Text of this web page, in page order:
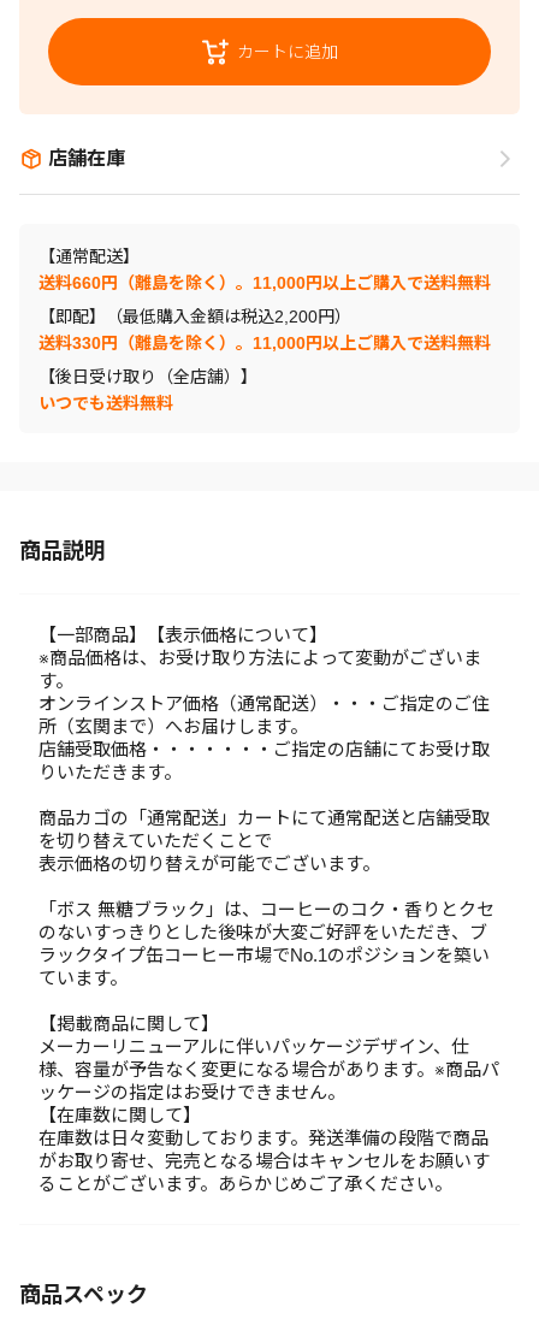
カートに追加
店舗在庫
【通常配送】
送料660円（離島を除く）。11,000円以上ご購入で送料無料
【即配】（最低購入金額は税込2,200円）
送料330円（離島を除く）。11,000円以上ご購入で送料無料
【後日受け取り（全店舗）】
いつでも送料無料
商品説明
【一部商品】【表示価格について】
※商品価格は、お受け取り方法によって変動がございま
す。
オンラインストア価格（通常配送）・・・ご指定のご住
所（玄関まで）へお届けします。
店舗受取価格・・・・・・・ご指定の店舗にてお受け取
りいただきます。
商品カゴの「通常配送」カートにて通常配送と店舗受取
を切り替えていただくことで
表示価格の切り替えが可能でございます。
「ボス 無糖ブラック」は、コーヒーのコク・香りとクセ
のないすっきりとした後味が大変ご好評をいただき、ブ
ラックタイプ缶コーヒー市場でNo.1のポジションを築い
ています。
【掲載商品に関して】
メーカーリニューアルに伴いパッケージデザイン、仕
様、容量が予告なく変更になる場合があります。※商品パ
ッケージの指定はお受けできません。
【在庫数に関して】
在庫数は日々変動しております。発送準備の段階で商品
がお取り寄せ、完売となる場合はキャンセルをお願いす
ることがございます。あらかじめご了承ください。
商品スペック